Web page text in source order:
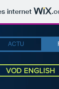
internet
ACTU
VOD ENGLISH